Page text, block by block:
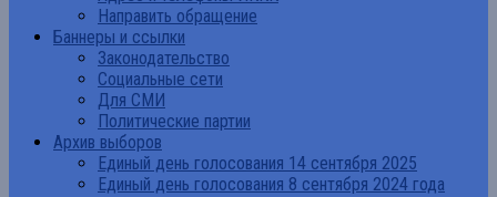
Направить обращение
Баннеры и ссылки
Законодательство
Социальные сети
Для СМИ
Политические партии
Архив выборов
Единый день голосования 14 сентября 2025
Единый день голосования 8 сентября 2024 года